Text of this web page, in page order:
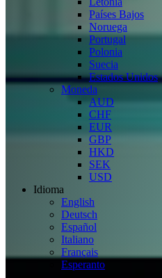
Países Bajos
Noruega
Portugal
Polonia
Suecia
Estados Unidos
Moneda
AUD
CHF
EUR
GBP
HKD
SEK
USD
Idioma
English
Deutsch
Español
Italiano
Français
Esperanto